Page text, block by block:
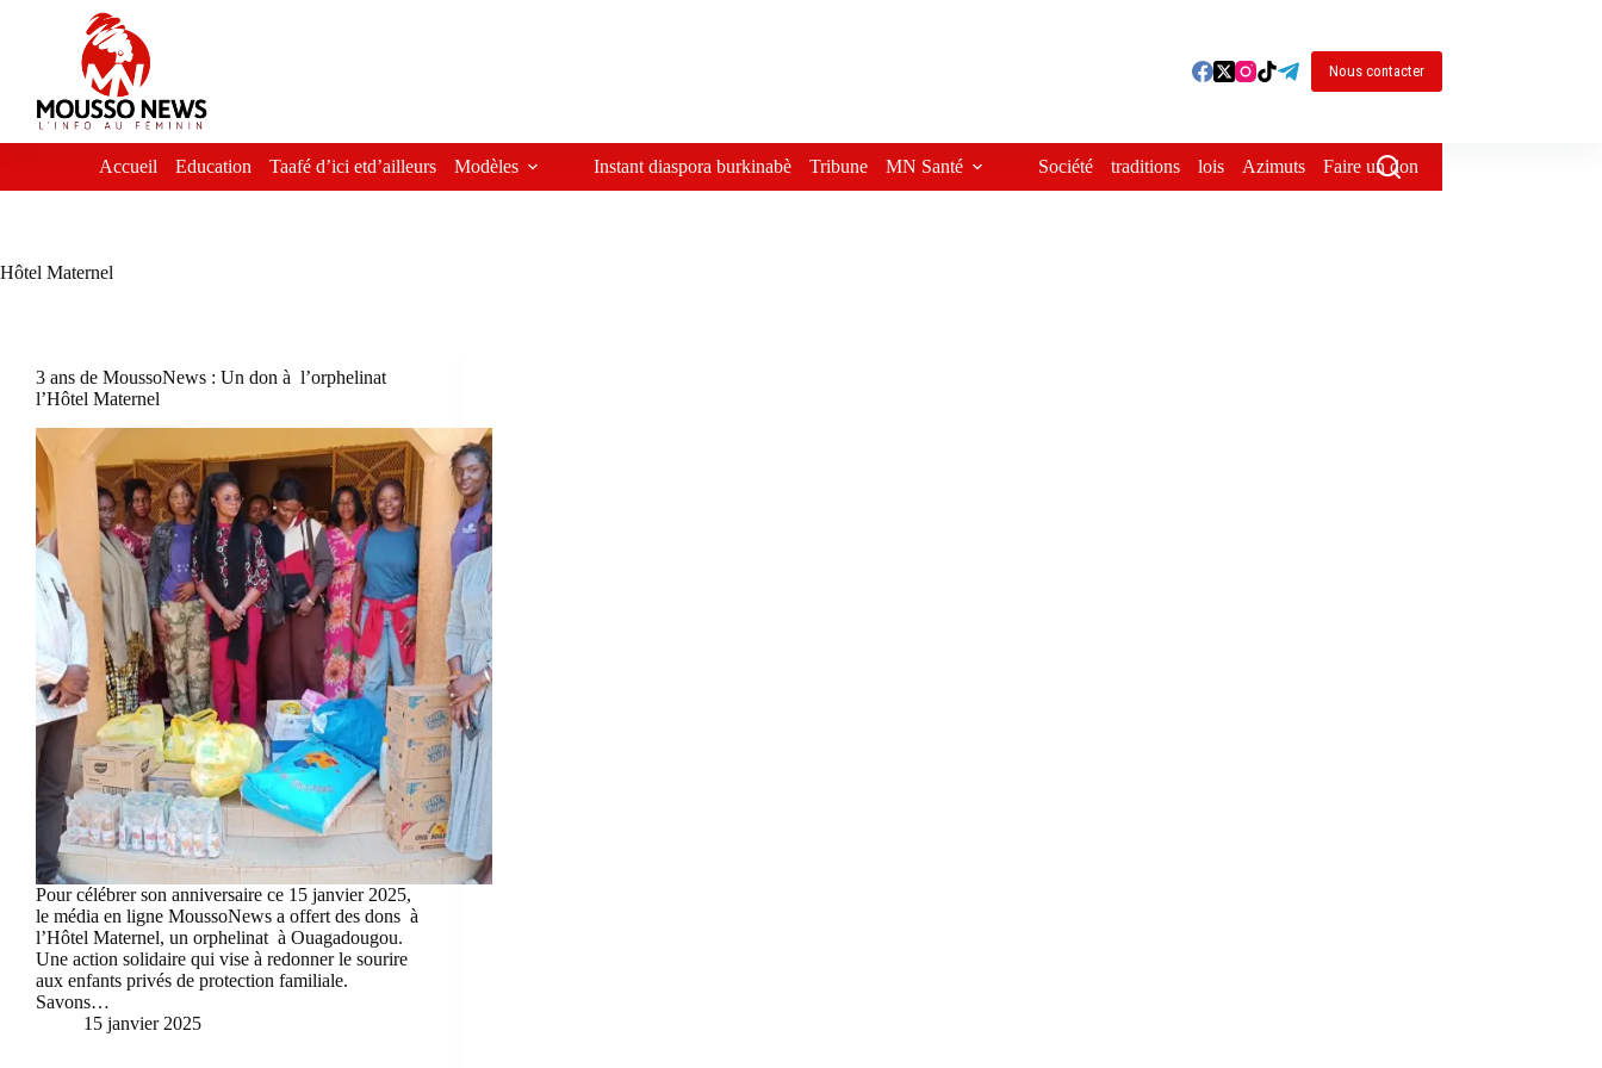
Nous contacter
Accueil Education Taafé d’ici etd’ailleurs Modèles Instant diaspora burkinabè Tribune MN Santé Société traditions lois Azimuts Faire un don
Hôtel Maternel
3 ans de MoussoNews : Un don à l’orphelinat
l’Hôtel Maternel
Pour célébrer son anniversaire ce 15 janvier 2025,
le média en ligne MoussoNews a offert des dons à
l’Hôtel Maternel, un orphelinat à Ouagadougou.
Une action solidaire qui vise à redonner le sourire
aux enfants privés de protection familiale.
Savons…
15 janvier 2025